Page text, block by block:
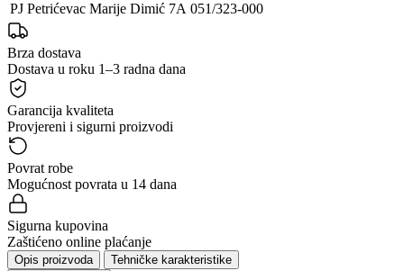
PJ Petrićevac Marije Dimić 7A 051/323-000
Brza dostava
Dostava u roku 1–3 radna dana
Garancija kvaliteta
Provjereni i sigurni proizvodi
Povrat robe
Mogućnost povrata u 14 dana
Sigurna kupovina
Zaštićeno online plaćanje
Opis proizvoda
Tehničke karakteristike